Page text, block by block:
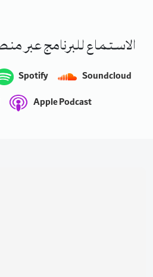
الاستماع للبرنامج
Soundcloud
Spotify
Apple Podcast